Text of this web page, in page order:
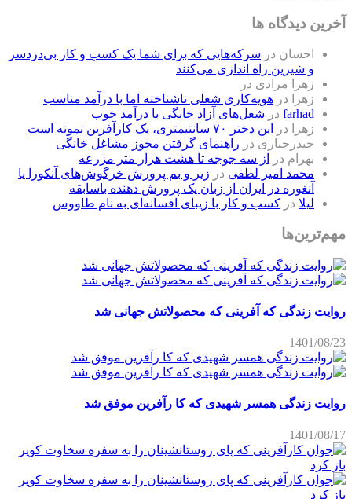
آخرین دیدگاه ها
احسان در سرکه‌هایی که برای شما یک کسب و کار بی‌دردسر
و شیرین راه اندازی می‌کنند
زهرا مرادی در
زهرا
در هویه‌کاری شغلی ناشناخته اما با درآمد مناسب
farhad در شغل‌های آزاد خانگی با درآمد خوب
زهرا
در
این دختر ۷۰ سانتیمتری، یک کارآفرین نمونه است
حیدرجباری در راهنمای گرفتن مجوز مشاغل خانگی
بهرام در
از سه جوجه تا هشت هزار متر مزرعه
محمد امیر لطفی در زیر و بم پرورش خرگوش‌های آنکورا یا
آنغوره در ایران از زبان یک پرورش دهنده باسابقه
لیلا در کسب و کار با زیبای افسانه‌ای به نام طاووس
مهم‌ترین‌ها
روایت زندگی که آفرینی که محصولاتش جهانی شد
1401/08/23
روایت زندگی همسر شهیدی که کا رآفرین موفق شد
1401/08/17